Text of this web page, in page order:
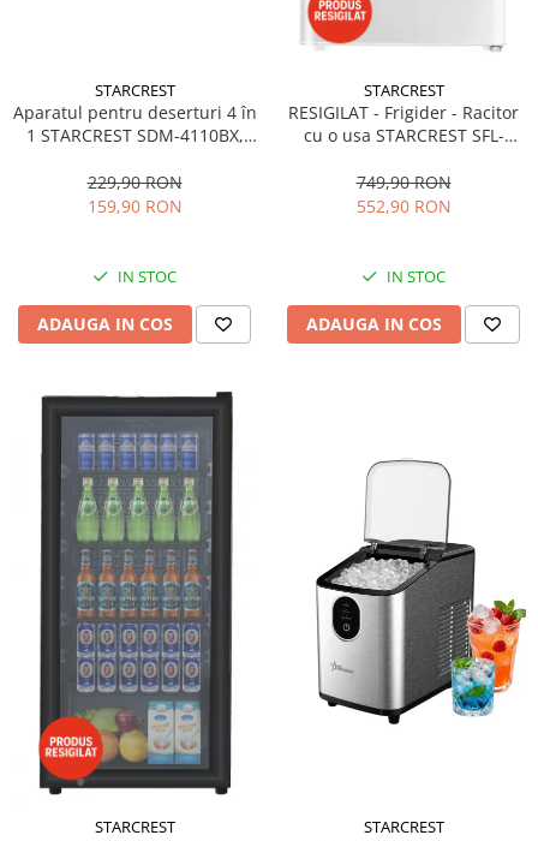
STARCREST
Aparatul pentru deserturi 4 în
1 STARCREST SDM-4110BX,
invelis ceramic pentru vafe,
nuci, gogosi si smile
229,90 RON
159,90 RON
IN STOC
ADAUGA IN COS
STARCREST
RESIGILAT - Frigider - Racitor
cu o usa STARCREST SFL-
92L, Iluminare interioara,H 83
cm, Alb
749,90 RON
552,90 RON
IN STOC
ADAUGA IN COS
STARCREST STARCREST